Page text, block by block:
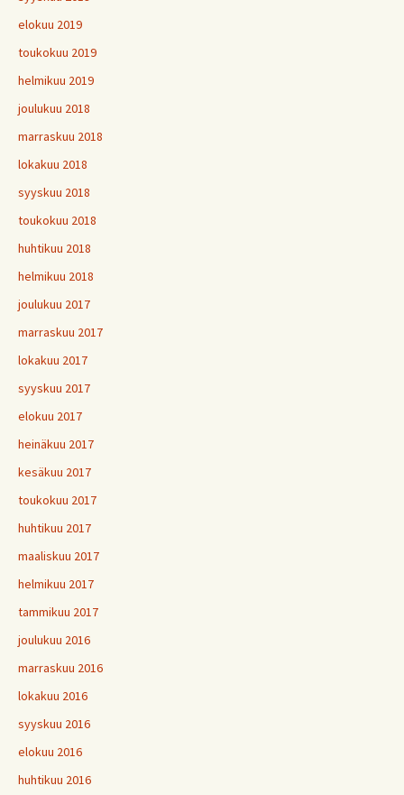
elokuu 2019
toukokuu 2019
helmikuu 2019
joulukuu 2018
marraskuu 2018
lokakuu 2018
syyskuu 2018
toukokuu 2018
huhtikuu 2018
helmikuu 2018
joulukuu 2017
marraskuu 2017
lokakuu 2017
syyskuu 2017
elokuu 2017
heinäkuu 2017
kesäkuu 2017
toukokuu 2017
huhtikuu 2017
maaliskuu 2017
helmikuu 2017
tammikuu 2017
joulukuu 2016
marraskuu 2016
lokakuu 2016
syyskuu 2016
elokuu 2016
huhtikuu 2016